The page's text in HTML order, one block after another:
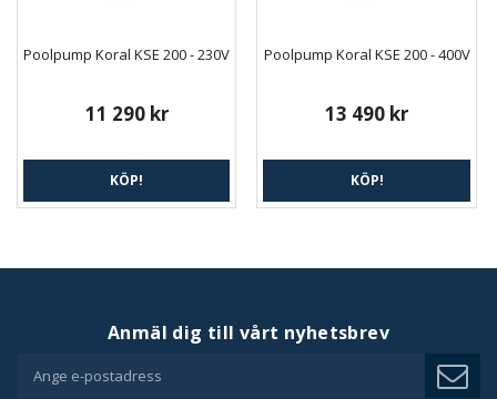
Poolpump Koral KSE 200 - 230V
11 290 kr
KÖP!
Poolpump Koral KSE 200 - 400V
13 490 kr
KÖP!
Anmäl dig till vårt nyhetsbrev